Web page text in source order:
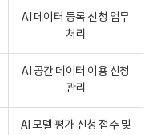
AI 데이터 등록 신청 업무
처리
AI 공간 데이터 이용 신청
관리
AI 모델 평가 신청 접수 및